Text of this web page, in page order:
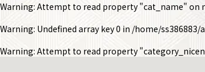
Warning: Attempt to read property "cat_name" on
Warning: Undefined array key 0 in /home/
Warning: Attempt to read property